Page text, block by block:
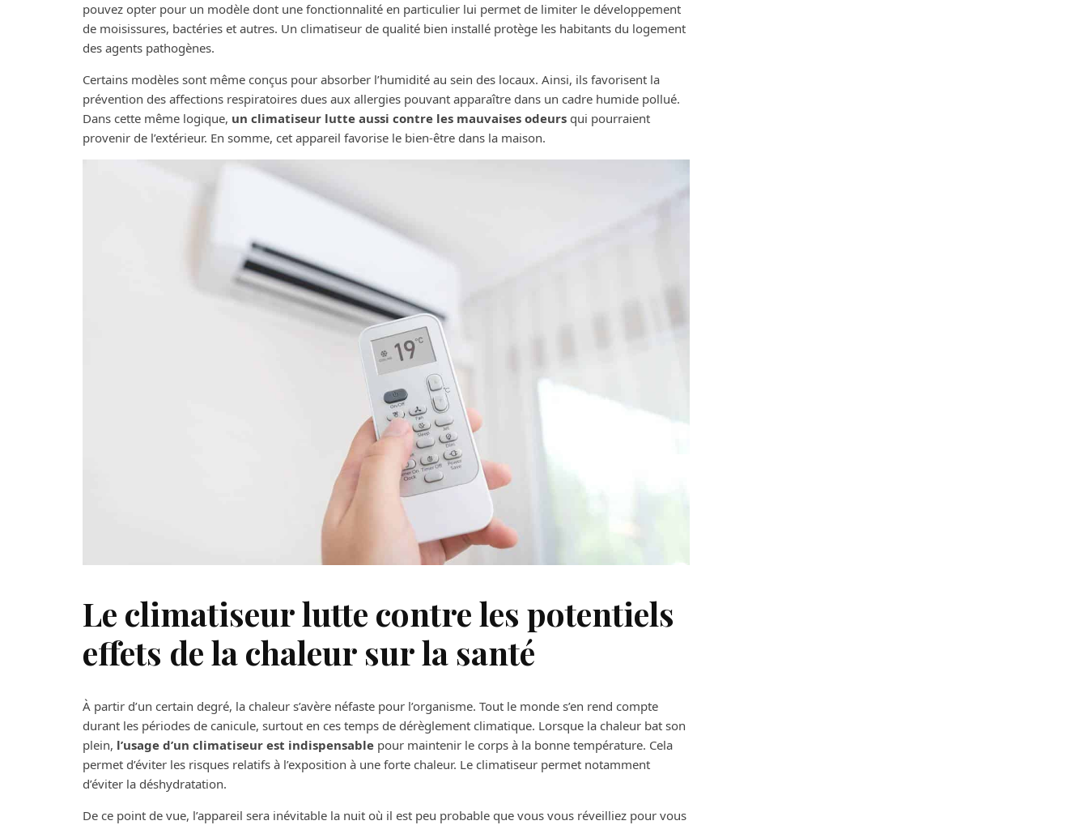
pouvez opter pour un modèle dont une fonctionnalité en particulier lui permet de limiter le développement
de moisissures, bactéries et autres. Un climatiseur de qualité bien installé protège les habitants du logement
des agents pathogènes.
Certains modèles sont même conçus pour absorber l’humidité au sein des locaux. Ainsi, ils favorisent la
prévention des affections respiratoires dues aux allergies pouvant apparaître dans un cadre humide pollué.
Dans cette même logique, un climatiseur lutte aussi contre les mauvaises odeurs qui pourraient
provenir de l’extérieur. En somme, cet appareil favorise le bien-être dans la maison.
Le climatiseur lutte contre les potentiels
effets de la chaleur sur la santé
À partir d’un certain degré, la chaleur s’avère néfaste pour l’organisme. Tout le monde s’en rend compte
durant les périodes de canicule, surtout en ces temps de dérèglement climatique. Lorsque la chaleur bat son
plein, l’usage d’un climatiseur est indispensable pour maintenir le corps à la bonne température. Cela
permet d’éviter les risques relatifs à l’exposition à une forte chaleur. Le climatiseur permet notamment
d’éviter la déshydratation.
De ce point de vue, l’appareil sera inévitable la nuit où il est peu probable que vous vous réveilliez pour vous